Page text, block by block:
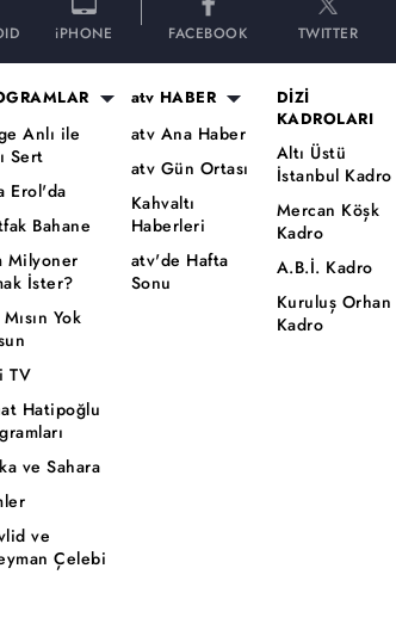
iPHONE FACEBOOK TWITTER
Anlı ile
Sert
Erol'da
Bahane
Milyoner
İster?
Yok
TV
Hatipoğlu
ve Sahara
ve
Çelebi
atv HABER
atv Ana Haber
atv Gün Ortası
Kahvaltı
Haberleri
atv'de Hafta
Sonu
DİZİ
KADROLARI
Altı Üstü
İstanbul Kadro
Mercan Köşk
Kadro
A.B.İ. Kadro
Kuruluş Orhan
Kadro